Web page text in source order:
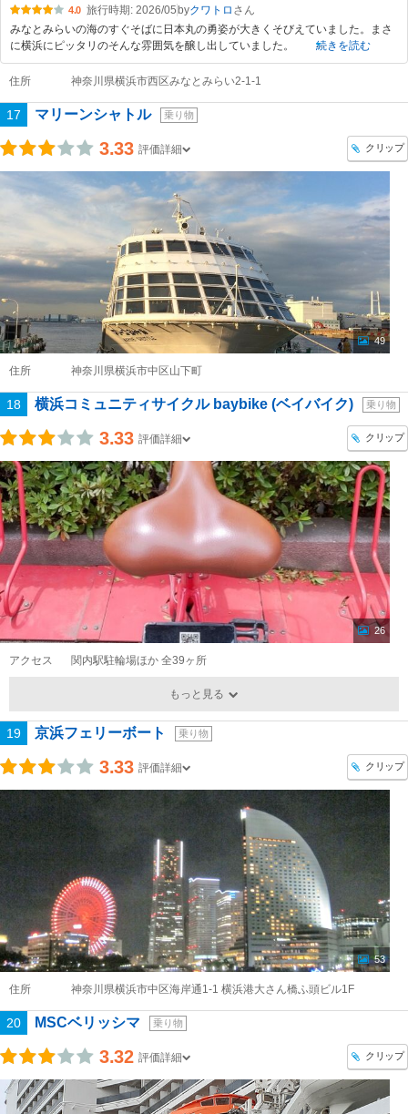
4.0 旅行時期: 2026/05 byクワトロ
みなとみらいの海のすぐそばに日本丸の勇姿が大きくそびえていました。まさ
に横浜にピッタリのそんな雰囲気を醸し出していました。
続きを読む
住所 神奈川県横浜市西区みなとみらい2-1-1
17 マリーンシャトル 乗り物
3.33 評価詳細 クリップ
49
住所 神奈川県横浜市中区山下町
18 横浜コミュニティサイクル baybike (ベイバイク) 乗り物
3.33 評価詳細 クリップ
26
アクセス 関内駅駐輪場ほか 全39ヶ所
もっと見る
19 京浜フェリーボート 乗り物
3.33 評価詳細 クリップ
53
住所 神奈川県横浜市中区海岸通1-1 横浜港大さん橋ふ頭ビル1F
20 MSCベリッシマ 乗り物
3.32 評価詳細 クリップ